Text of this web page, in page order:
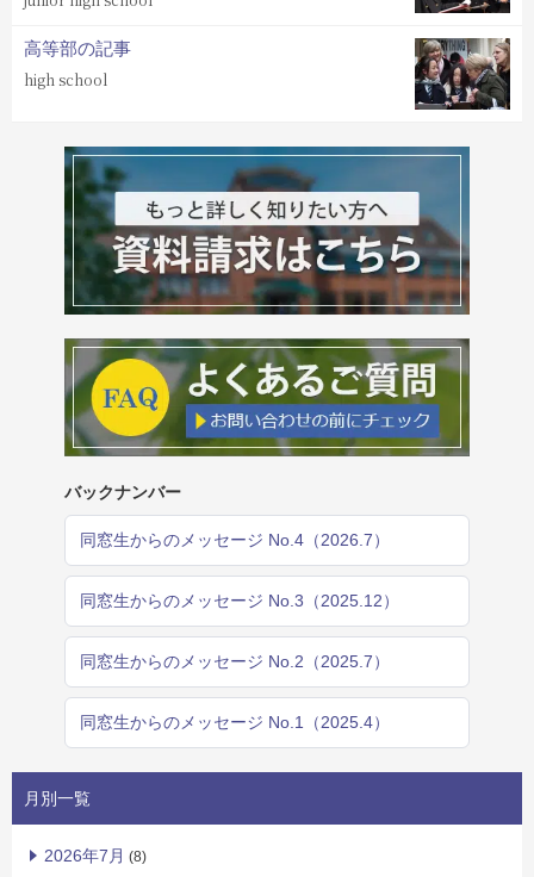
高等部の記事
high school
バックナンバー
同窓生からのメッセージ No.4（2026.7）
同窓生からのメッセージ No.3（2025.12）
同窓生からのメッセージ No.2（2025.7）
同窓生からのメッセージ No.1（2025.4）
月別一覧
2026年7月 (8)